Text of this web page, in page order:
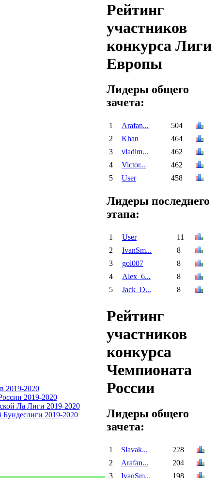
Рейтинг
участников
конкурса Лиги
Европы
Лидеры общего
зачета:
1 Arafan...
504
2
Khan
464
3
vladim...
462
4
Victor...
462
5
User 458
Лидеры последнего
этапа:
1 User
11
2
IvanSm...
8
3
gol007
8
4
Alex_6...
8
5
Jack_D... 8
Рейтинг
участников
конкурса
Чемпионата
России
Лидеры общего
зачета:
1 Slavak...
228
2
Arafan...
204
3
IvanSm...
198